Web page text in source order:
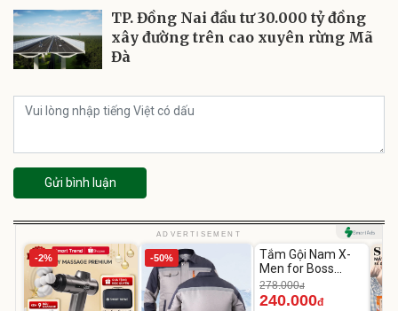
TP. Đồng Nai đầu tư 30.000 tỷ đồng
xây đường trên cao xuyên rừng Mã
Đà
Gửi bình luận
ADVERTISEMENT
-2% -50% -13%
Tắm Gội Nam X-
Men for Boss
Intense 850g/
Legend 830g
278.000đ
240.000đ